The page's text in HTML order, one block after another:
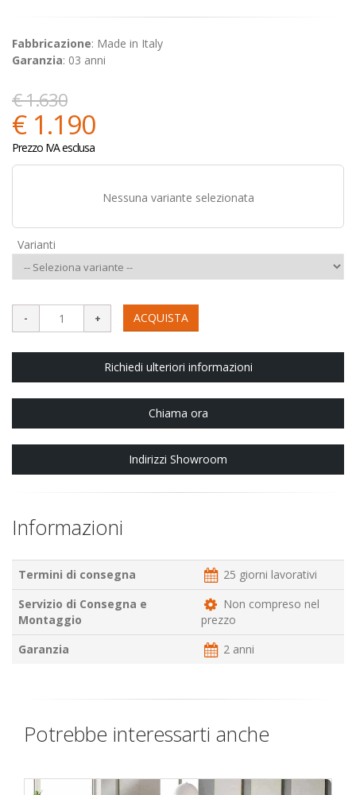
Fabbricazione: Made in Italy
Garanzia: 03 anni
€ 1.630
€ 1.190
Prezzo IVA esclusa
Nessuna variante selezionata
Varianti
ACQUISTA
Richiedi ulteriori informazioni
Chiama ora
Indirizzi Showroom
Informazioni
Termini di consegna
25 giorni lavorativi
Servizio di Consegna e
Montaggio
Non compreso nel
prezzo
Garanzia
2 anni
Potrebbe interessarti anche